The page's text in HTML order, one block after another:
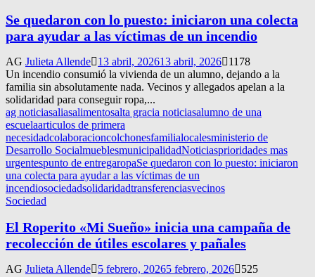
Se quedaron con lo puesto: iniciaron una colecta
para ayudar a las víctimas de un incendio
AG Julieta Allende 13 abril, 202613 abril, 2026
1178
Un incendio consumió la vivienda de un alumno, dejando a la
familia sin absolutamente nada. Vecinos y allegados apelan a la
solidaridad para conseguir ropa,...
ag noticiasaliasalimentosalta gracia noticiasalumno de una
escuelaarticulos de primera
necesidadcolaboracioncolchonesfamilialocalesministerio de
Desarrollo SocialmueblesmunicipalidadNoticiasprioridades mas
urgentespunto de entregaropaSe quedaron con lo puesto: iniciaron
una colecta para ayudar a las víctimas de un
incendiosociedadsolidaridadtransferenciasvecinos
Sociedad
El Roperito «Mi Sueño» inicia una campaña de
recolección de útiles escolares y pañales
AG Julieta Allende 5 febrero, 20265 febrero, 2026
525